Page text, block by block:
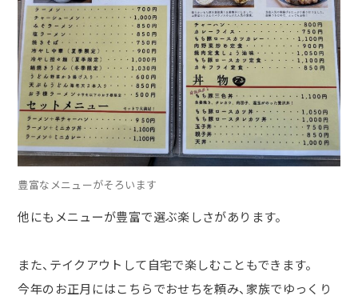
豊富なメニューがそろいます
他にもメニューが豊富で選ぶ楽しさがあります。
また、テイクアウトして自宅で楽しむこともできます。
今年のお正月にはこちらでおせちを頼み、家族でゆっくり